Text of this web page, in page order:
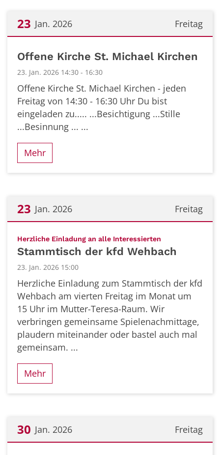
Freitag
23 Jan. 2026
Offene Kirche St. Michael Kirchen
23. Jan. 2026 14:30 - 16:30
Offene Kirche St. Michael Kirchen - jeden
Freitag von 14:30 - 16:30 Uhr Du bist
eingeladen zu..... ...Besichtigung ...Stille
...Besinnung ... ...
Mehr
Freitag
23 Jan. 2026
Herzliche Einladung an alle Interessierten
Stammtisch der kfd Wehbach
23. Jan. 2026 15:00
Herzliche Einladung zum Stammtisch der kfd
Wehbach am vierten Freitag im Monat um
15 Uhr im Mutter-Teresa-Raum. Wir
verbringen gemeinsame Spielenachmittage,
plaudern miteinander oder bastel auch mal
gemeinsam. ...
Mehr
Freitag
30 Jan. 2026